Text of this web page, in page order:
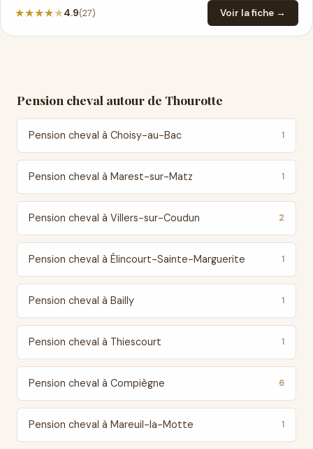
★★★★★4.9(27) Voir la fiche →
Pension cheval autour de Thourotte
Pension cheval à Choisy-au-Bac 1
Pension cheval à Marest-sur-Matz 1
Pension cheval à Villers-sur-Coudun 2
Pension cheval à Élincourt-Sainte-Marguerite 1
Pension cheval à Bailly 1
Pension cheval à Thiescourt 1
Pension cheval à Compiègne 6
Pension cheval à Mareuil-la-Motte 1